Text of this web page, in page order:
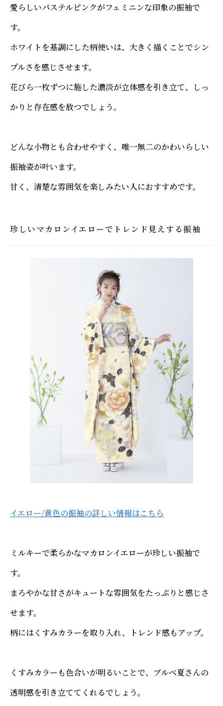
愛らしいパステルピンクがフェミニンな印象の振袖で
す。
ホワイトを基調にした柄使いは、大きく描くことでシン
プルさを感じさせます。
花びら一枚ずつに施した濃淡が立体感を引き立て、しっ
かりと存在感を放つでしょう。
どんな小物とも合わせやすく、唯一無二のかわいらしい
振袖姿が叶います。
甘く、清楚な雰囲気を楽しみたい人におすすめです。
珍しいマカロンイエローでトレンド見えする振袖
イエロー/黄色の振袖の詳しい情報はこちら
ミルキーで柔らかなマカロンイエローが珍しい振袖で
す。
まろやかな甘さがキュートな雰囲気をたっぷりと感じさ
せます。
柄にはくすみカラーを取り入れ、トレンド感もアップ。
くすみカラーも色合いが明るいことで、ブルベ夏さんの
透明感を引き立ててくれるでしょう。